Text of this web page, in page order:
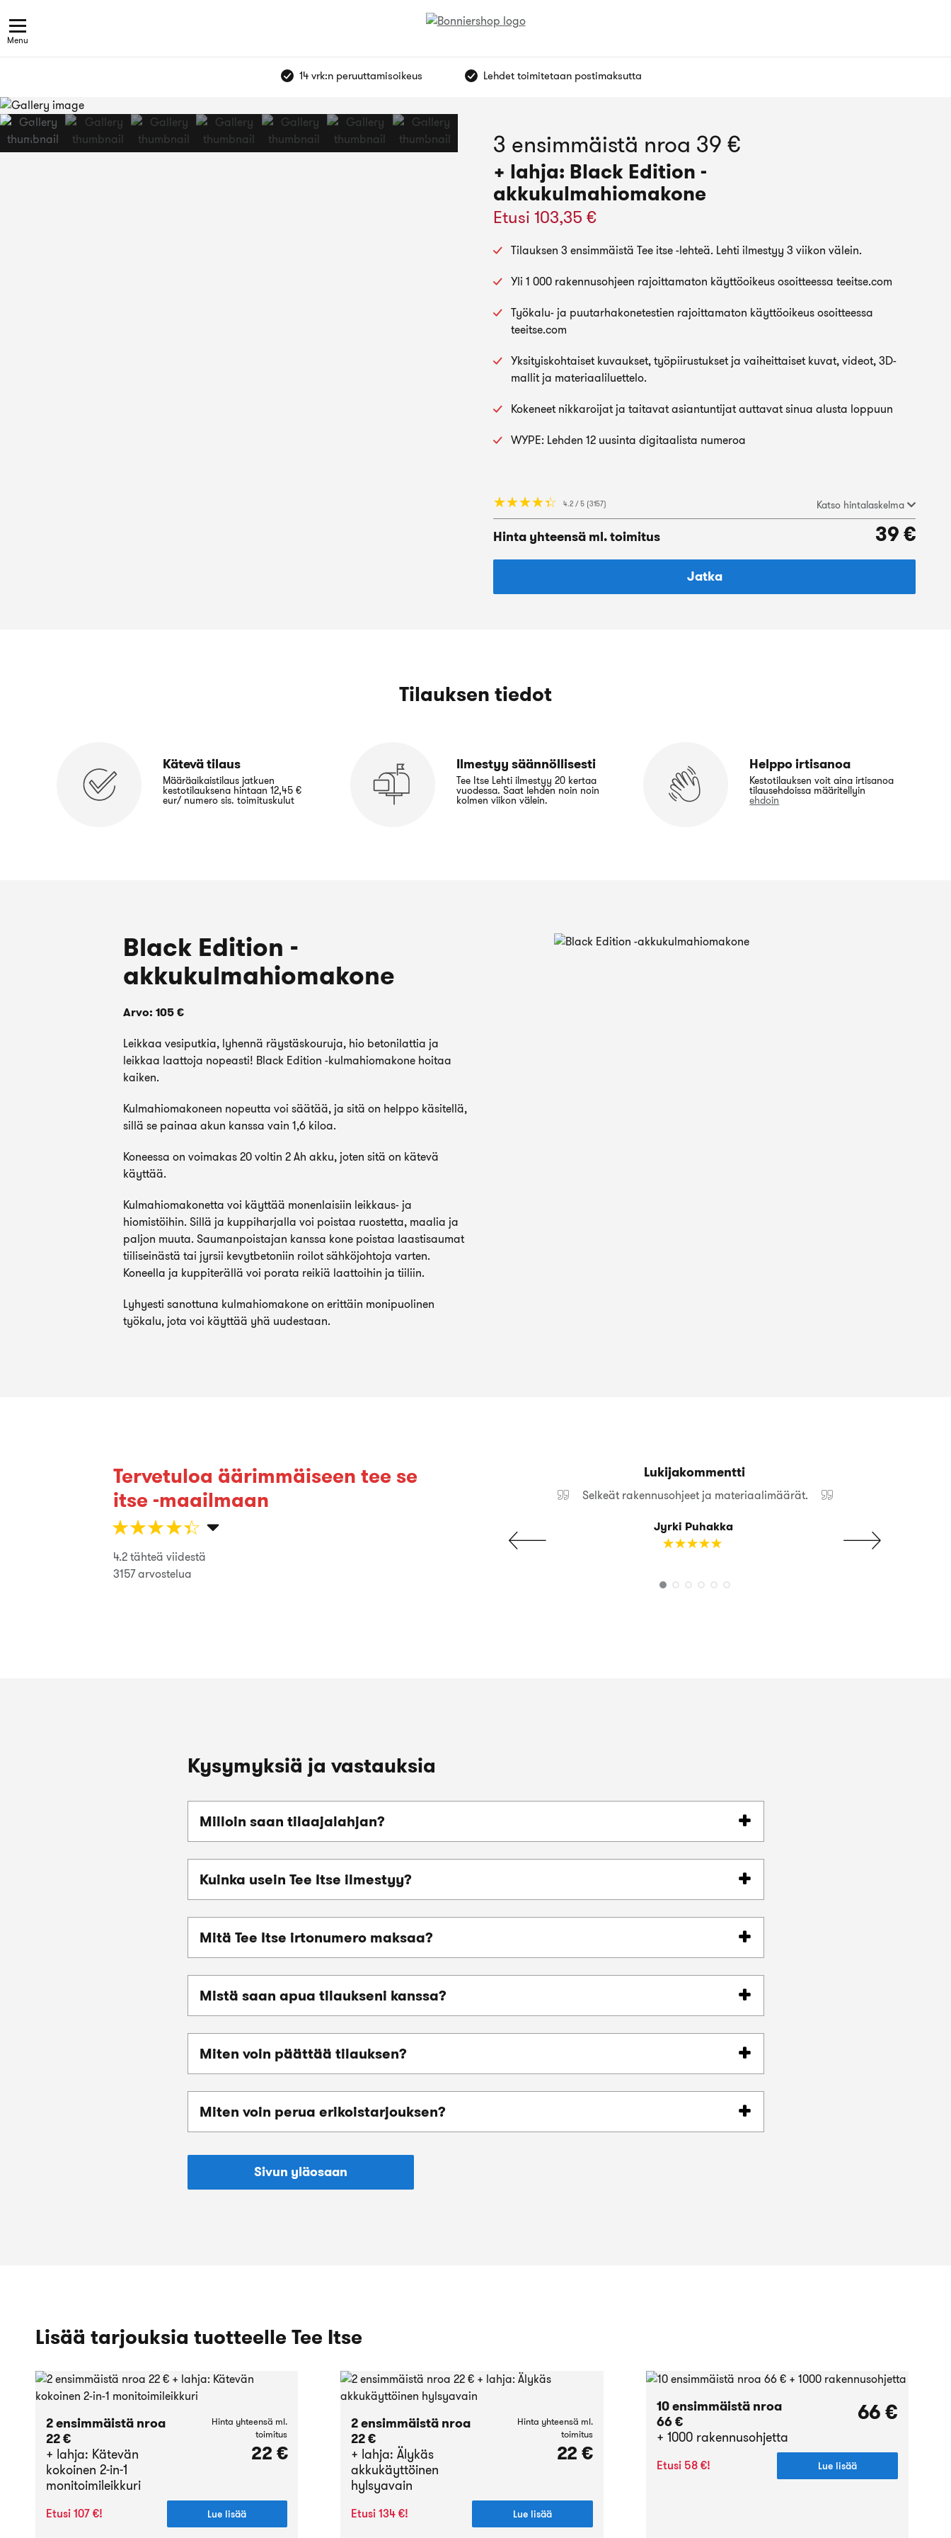
14 vrk:n peruuttamisoikeus Lehdet toimitetaan postimaksutta
Menu
3 ensimmäistä nroa 39 €
+ lahja: Black Edition -
akkukulmahiomakone
Etusi 103,35 €
☆☆☆☆☆
★★★★★ 4.2 / 5 (3157) Katso hintalaskelma
Hinta yhteensä ml. toimitus 39 €
Jatka
Tilauksen 3 ensimmäistä Tee itse -lehteä. Lehti ilmestyy 3 viikon välein.
Yli 1 000 rakennusohjeen rajoittamaton käyttöoikeus osoitteessa teeitse.com
Työkalu- ja puutarhakonetestien rajoittamaton käyttöoikeus osoitteessa
teeitse.com
Yksityiskohtaiset kuvaukset, työpiirustukset ja vaiheittaiset kuvat, videot, 3D-
mallit ja materiaaliluettelo.
Kokeneet nikkaroijat ja taitavat asiantuntijat auttavat sinua alusta loppuun
WYPE: Lehden 12 uusinta digitaalista numeroa
Tilauksen tiedot
Kätevä tilaus
Määräaikaistilaus jatkuen
kestotilauksena hintaan 12,45 €
eur/ numero sis. toimituskulut
Ilmestyy säännöllisesti
Tee Itse Lehti ilmestyy 20 kertaa
vuodessa. Saat lehden noin noin
kolmen viikon välein.
Helppo irtisanoa
Kestotilauksen voit aina irtisanoa
tilausehdoissa määritellyin
ehdoin
Black Edition -
akkukulmahiomakone
Arvo: 105 €
Leikkaa vesiputkia, lyhennä räystäskouruja, hio betonilattia ja
leikkaa laattoja nopeasti! Black Edition -kulmahiomakone hoitaa
kaiken.
Kulmahiomakoneen nopeutta voi säätää, ja sitä on helppo käsitellä,
sillä se painaa akun kanssa vain 1,6 kiloa.
Koneessa on voimakas 20 voltin 2 Ah akku, joten sitä on kätevä
käyttää.
Kulmahiomakonetta voi käyttää monenlaisiin leikkaus- ja
hiomistöihin. Sillä ja kuppiharjalla voi poistaa ruostetta, maalia ja
paljon muuta. Saumanpoistajan kanssa kone poistaa laastisaumat
tiiliseinästä tai jyrsii kevytbetoniin roilot sähköjohtoja varten.
Koneella ja kuppiterällä voi porata reikiä laattoihin ja tiiliin.
Lyhyesti sanottuna kulmahiomakone on erittäin monipuolinen
työkalu, jota voi käyttää yhä uudestaan.
Tervetuloa äärimmäiseen tee se
itse -maailmaan
☆☆☆☆☆
★★★★★
4.2 tähteä viidestä
3157 arvostelua
Lukijakommentti
Hyviä käytännön vinkkejä rakentamisessa ja korjaamisessa.
Selkeät rakennusohjeet ja materiaalimäärät.
Jyrki Puhakka
☆☆☆☆☆
★★★★★
Kysymyksiä ja vastauksia
Milloin saan tilaajalahjan?
Kuinka usein Tee Itse ilmestyy?
Mitä Tee Itse irtonumero maksaa?
Mistä saan apua tilaukseni kanssa?
Miten voin päättää tilauksen?
Miten voin perua erikoistarjouksen?
Sivun yläosaan
Lisää tarjouksia tuotteelle Tee Itse
2 ensimmäistä nroa
22 €
+ lahja: Kätevän
kokoinen 2-in-1
monitoimileikkuri
Hinta yhteensä ml.
toimitus
22 €
Etusi 107 €! Lue lisää
2 ensimmäistä nroa
22 €
+ lahja: Älykäs
akkukäyttöinen
hylsyavain
Hinta yhteensä ml.
toimitus
22 €
Etusi 134 €! Lue lisää
10 ensimmäistä nroa
66 €
+ 1000 rakennusohjetta
66 €
Etusi 58 €! Lue lisää